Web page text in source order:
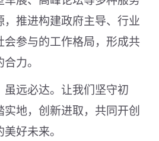
推进构建政府主导、行业
参与的工作格局，形成共
力。
远必达。让我们坚守初
地，创新进取，共同开创
好未来。